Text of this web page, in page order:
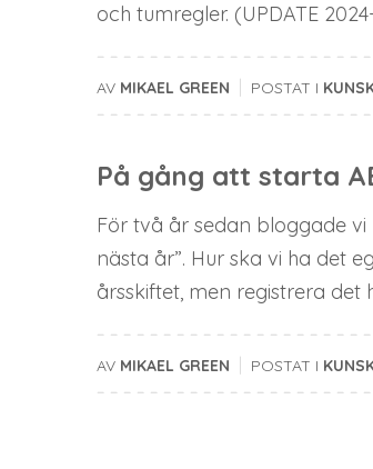
och tumregler. (UPDATE
AV MIKAEL GREEN POSTAT I
På gång att starta
För två år sedan bloggade vi
nästa år”. Hur ska vi ha det
årsskiftet, men registrera det
AV MIKAEL GREEN POSTAT I